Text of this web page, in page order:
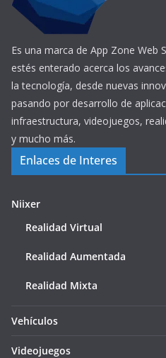
Es una marca de App Zone Web
estés enterado acerca los
la tecnología, desde nuevas
pasando por desarrollo de
infraestructura, videojuegos,
y mucho más.
Enlaces de Interes
Niixer
Realidad Virtual
Realidad Aumentada
Realidad Mixta
Vehículos
Videojuegos